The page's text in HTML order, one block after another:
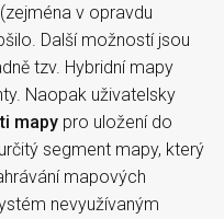
v opravdu
Další možností jsou
tzv. Hybridní mapy
Naopak uživatelsky
mapy pro uložení do
segment mapy, který
mapových
nevyužívaným